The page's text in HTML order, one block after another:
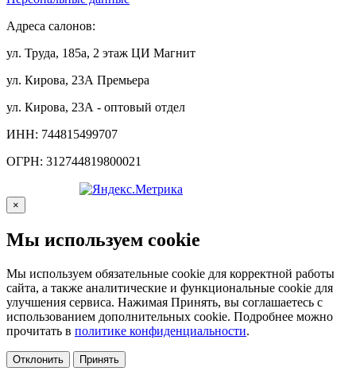
Адреса салонов:
ул. Труда, 185а, 2 этаж ЦИ Магнит
ул. Кирова, 23А Премьера
ул. Кирова, 23А - оптовый отдел
ИНН: 744815499707
ОГРН: 312744819800021
×
Мы используем cookie
Мы используем обязательные cookie для корректной работы
сайта, а также аналитические и функциональные cookie для
улучшения сервиса. Нажимая Принять, вы соглашаетесь с
использованием дополнительных cookie. Подробнее можно
прочитать в политике конфиденциальности.
Отклонить Принять